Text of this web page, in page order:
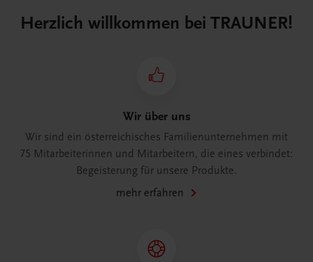
Herzlich willkommen bei TRAUNER!
Wir über uns
Wir sind ein österreichisches Familienunternehmen mit
75 Mitarbeiterinnen und Mitarbeitern, die eines verbindet:
Begeisterung für unsere Produkte.
mehr erfahren